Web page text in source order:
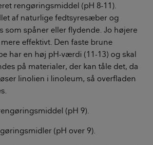
rengøringsmiddel (pH 8-11).
af naturlige fedtsyresæber og
som spåner eller flydende. Jo højere
effektivt. Den faste brune
har en høj pH-værdi (11-13) og skal
på materialer, der kan tåle det, da
linolien i linoleum, så overfladen
(pH 9).
(pH over 9).